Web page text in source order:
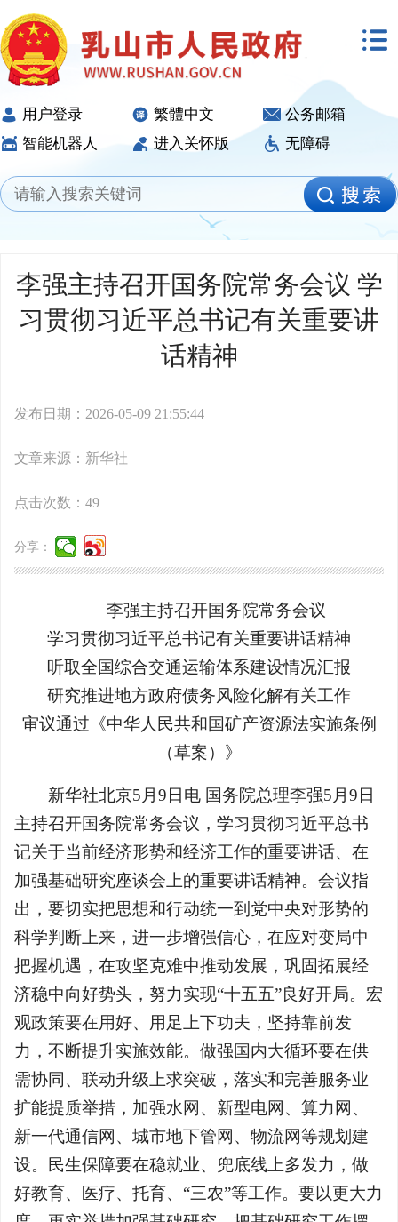
用户登录 繁體中文
公务邮箱
智能机器人
进入关怀版 无障碍
李强主持召开国务院常务会议 学
习贯彻习近平总书记有关重要讲
话精神
发布日期：2026-05-09 21:55:44
文章来源：新华社
点击次数： 49
分享：
李强主持召开国务院常务会议
学习贯彻习近平总书记有关重要讲话精神
听取全国综合交通运输体系建设情况汇报
研究推进地方政府债务风险化解有关工作
审议通过《中华人民共和国矿产资源法实施条例
（草案）》
新华社北京5月9日电 国务院总理李强5月9日
主持召开国务院常务会议，学习贯彻习近平总书
记关于当前经济形势和经济工作的重要讲话、在
加强基础研究座谈会上的重要讲话精神。会议指
出，要切实把思想和行动统一到党中央对形势的
科学判断上来，进一步增强信心，在应对变局中
把握机遇，在攻坚克难中推动发展，巩固拓展经
济稳中向好势头，努力实现“十五五”良好开局。宏
观政策要在用好、用足上下功夫，坚持靠前发
力，不断提升实施效能。做强国内大循环要在供
需协同、联动升级上求突破，落实和完善服务业
扩能提质举措，加强水网、新型电网、算力网、
新一代通信网、城市地下管网、物流网等规划建
设。民生保障要在稳就业、兜底线上多发力，做
好教育、医疗、托育、“三农”等工作。要以更大力